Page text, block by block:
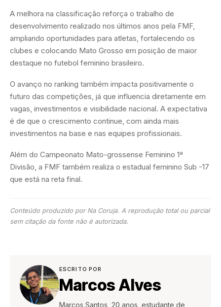
A melhora na classificação reforça o trabalho de
desenvolvimento realizado nos últimos anos pela FMF,
ampliando oportunidades para atletas, fortalecendo os
clubes e colocando Mato Grosso em posição de maior
destaque no futebol feminino brasileiro.
O avanço no ranking também impacta positivamente o
futuro das competições, já que influencia diretamente em
vagas, investimentos e visibilidade nacional. A expectativa
é de que o crescimento continue, com ainda mais
investimentos na base e nas equipes profissionais.
Além do Campeonato Mato-grossense Feminino 1ª
Divisão, a FMF também realiza o estadual feminino Sub -17
que está na reta final.
Conteúdo produzido por Na Coruja. A reprodução total ou parcial
sem citação da fonte não é autorizada.
ESCRITO POR
Marcos Alves
Marcos Santos, 20 anos, estudante de